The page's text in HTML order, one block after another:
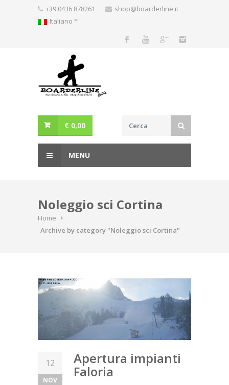
+39 0436 878261
shop@boarderline.it
Italiano
€0,00
MENU
Noleggio sci Cortina
Home
Archive by category "Noleggio sci Cortina"
12
NOV
Apertura impianti
Faloria